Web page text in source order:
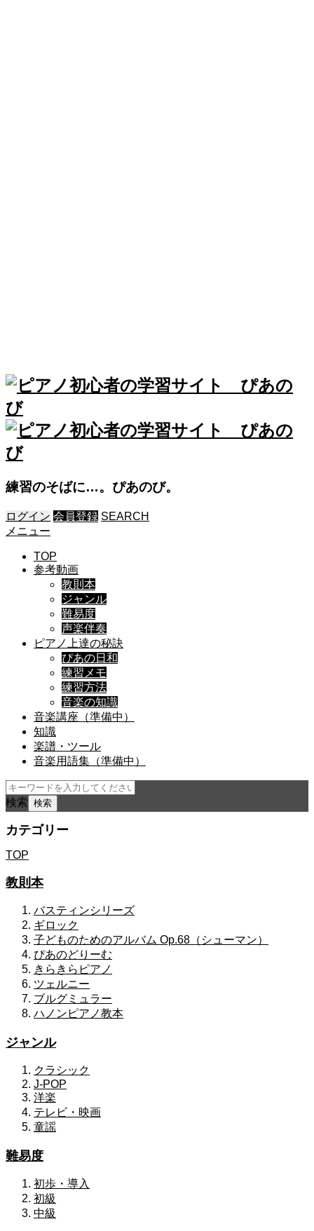
練習のそばに…。ぴあのび。
ログイン 会員登録 SEARCH
メニュー
TOP
参考動画
教則本
ジャンル
難易度
声楽伴奏
ピアノ上達の秘訣
ぴあの日和
練習メモ
練習方法
音楽の知識
音楽講座（準備中）
知識
楽譜・ツール
音楽用語集（準備中）
検索
カテゴリー
TOP
教則本
バスティンシリーズ
ギロック
子どものためのアルバム Op.68（シューマン）
ぴあのどりーむ
きらきらピアノ
ツェルニー
ブルグミュラー
ハノンピアノ教本
ジャンル
クラシック
J-POP
洋楽
テレビ・映画
童謡
難易度
初歩・導入
初級
中級